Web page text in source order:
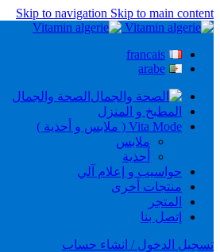
Skip to navigation Skip to main content
francais
arabe
الصحة والجمال
المطبخ و المنزل
Vita Mode ( ملابس و أحذية )
ملابس
أحذية
حواسيب و إعلام آلي
منتجات أخرى
المتجر
إتصل بنا
تسجيل الدخول / انشاء حساب